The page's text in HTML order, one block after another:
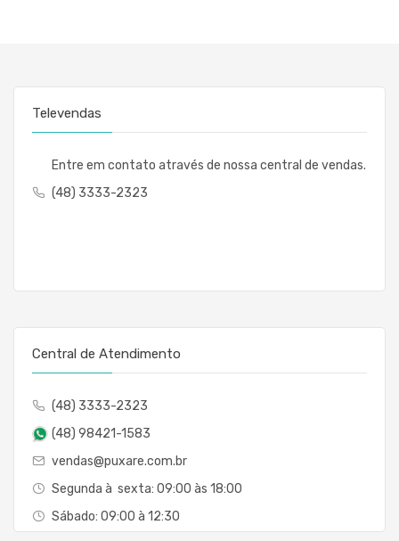
Televendas
Entre em contato através de nossa central de vendas.
(48) 3333-2323
Central de Atendimento
(48) 3333-2323
(48) 98421-1583
vendas@puxare.com.br
Segunda à sexta: 09:00 às 18:00
Sábado: 09:00 à 12:30